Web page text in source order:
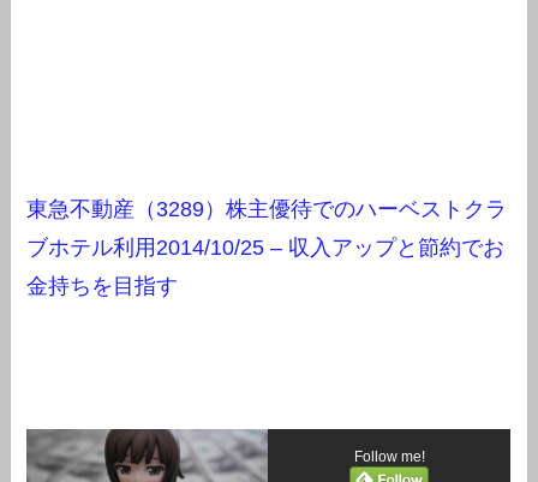
東急不動産（3289）株主優待でのハーベストクラ
ブホテル利用2014/10/25 – 収入アップと節約でお
金持ちを目指す
Follow me!